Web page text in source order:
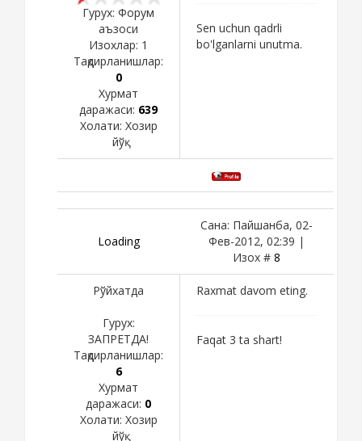
Гурух: Форум
аъзоси
Изохлар: 1
Тақдирланишлар:
0
Хурмат
даражаси: 639
Холати: Хозир
йўқ
Sen uchun qadrli
bo'lganlarni unutma.
Loading
Сана: Пайшанба, 02-
Фев-2012, 02:39 |
Изох # 8
Рўйхатда
Гурух:
ЗАПРЕТДА!
Тақдирланишлар:
6
Хурмат
даражаси: 0
Холати: Хозир
йўқ
Raxmat davom eting.
Faqat 3 ta shart!